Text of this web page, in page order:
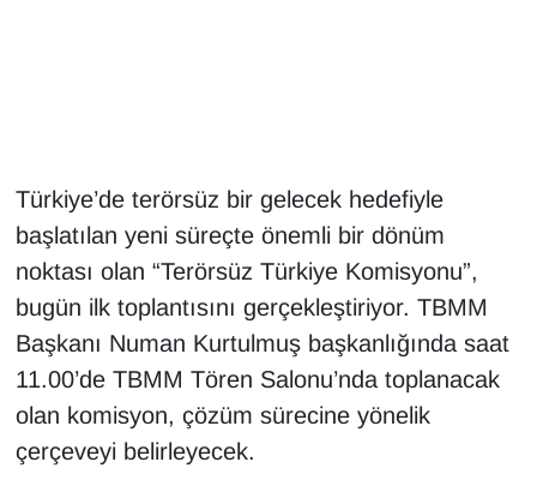
Türkiye’de terörsüz bir gelecek hedefiyle
başlatılan yeni süreçte önemli bir dönüm
noktası olan “Terörsüz Türkiye Komisyonu”,
bugün ilk toplantısını gerçekleştiriyor. TBMM
Başkanı Numan Kurtulmuş başkanlığında saat
11.00’de TBMM Tören Salonu’nda toplanacak
olan komisyon, çözüm sürecine yönelik
çerçeveyi belirleyecek.
İngilizce
Kadın
Kamu Alımları
Kim Kimdir?
Kültür & Sanat